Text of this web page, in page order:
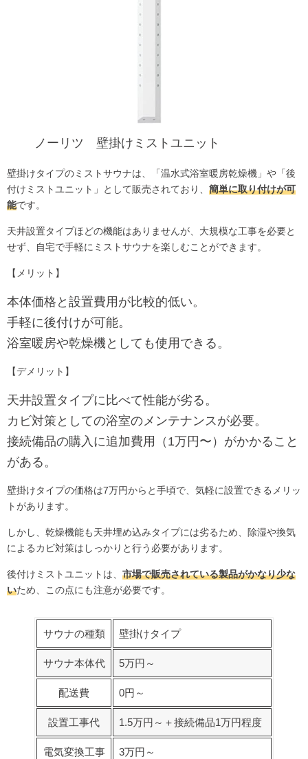
ノーリツ 壁掛けミストユニット
壁掛けタイプのミストサウナは、「温水式浴室暖房乾燥機」や「後
付けミストユニット」として販売されており、 簡単に取り付けが可
能です。
天井設置タイプほどの機能はありませんが、大規模な工事を必要と
せず、自宅で手軽にミストサウナを楽しむことができます。
【メリット】
本体価格と設置費用が比較的低い。
手軽に後付けが可能。
浴室暖房や乾燥機としても使用できる。
【デメリット】
天井設置タイプに比べて性能が劣る。
カビ対策としての浴室のメンテナンスが必要。
接続備品の購入に追加費用（1万円〜）がかかること
がある。
壁掛けタイプの価格は7万円からと手頃で、気軽に設置できるメリッ
トがあります。
しかし、乾燥機能も天井埋め込みタイプには劣るため、除湿や換気
によるカビ対策はしっかりと行う必要があります。
後付けミストユニットは、 市場で販売されている製品がかなり少な
いため、この点にも注意が必要です。
サウナの種類 壁掛けタイプ
サウナ本体代 5万円～
配送費 0円～
設置工事代 1.5万円～＋接続備品1万円程度
電気変換工事 3万円～